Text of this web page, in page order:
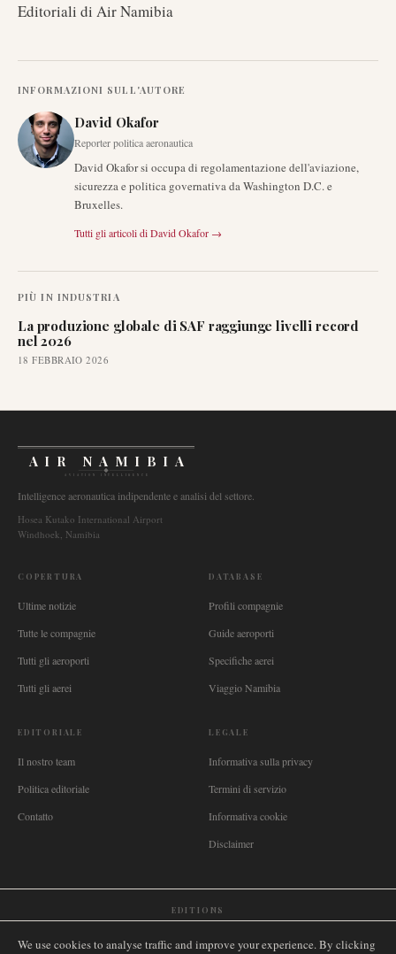
Editoriali di Air Namibia
INFORMAZIONI SULL'AUTORE
David Okafor
Reporter politica aeronautica
David Okafor si occupa di regolamentazione dell'aviazione,
sicurezza e politica governativa da Washington D.C. e
Bruxelles.
Tutti gli articoli diDavid Okafor →
PIÙ IN INDUSTRIA
La produzione globale di SAF raggiunge livelli record
nel 2026
18 FEBBRAIO 2026
AIR NAMIBIA
AVIATION INTELLIGENCE
Intelligence aeronautica indipendente e analisi del settore.
Hosea Kutako International Airport
Windhoek, Namibia
COPERTURA
Ultime notizie
Tutte le compagnie
Tutti gli aeroporti
Tutti gli aerei
DATABASE
Profili compagnie
Guide aeroporti
Specifiche aerei
Viaggio Namibia
EDITORIALE
Il nostro team
Politica editoriale
Contatto
LEGALE
Informativa sulla privacy
Termini di servizio
Informativa cookie
Disclaimer
EDITIONS
We use cookies to analyse traffic and improve your experience. By clicking